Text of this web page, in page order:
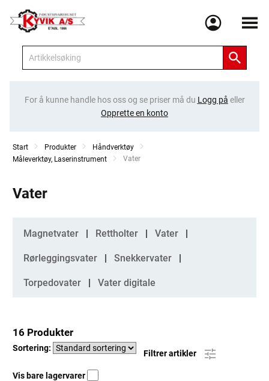
Meny
For å kunne handle hos oss og se priser må du Logg på eller
Opprette en konto
Start Produkter
Håndverktøy
Måleverktøy, Laserinstrument
Current:
Vater
Vater
Kategorier
Magnetvater Rettholter Vater
Rørleggingsvater Snekkervater
Torpedovater Vater digitale
16 Produkter
Sortering:
Filtrer artikler
Vis bare lagervarer